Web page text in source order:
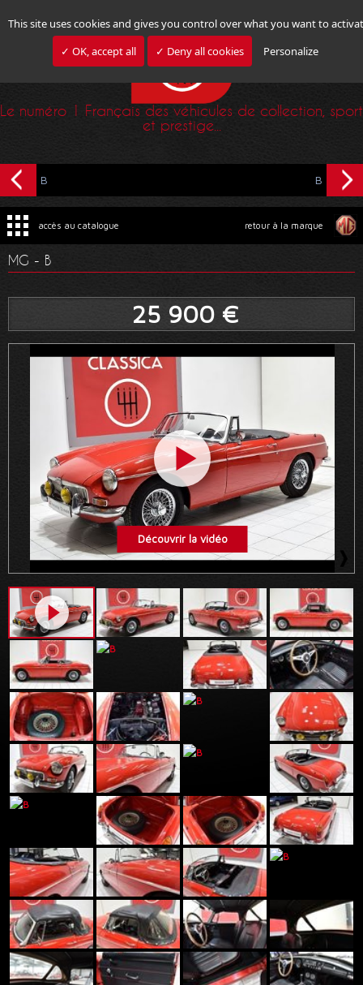
This site uses cookies and gives you control over what you want to
✓ OK, accept all
✓ Deny all cookies Personalize
Le numéro 1 Français des véhicules de collection, sport
et prestige...
B
accès au catalogue retour à la marque
B
MG - B
25 900 €
Découvrir la vidéo